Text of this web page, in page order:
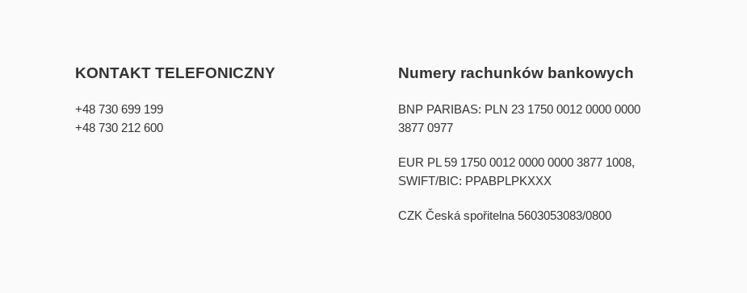
KONTAKT TELEFONICZNY
+48 730 699 199
+48 730 212 600
Numery rachunków bankowych
BNP PARIBAS: PLN 23 1750 0012 0000 0000
3877 0977
EUR PL 59 1750 0012 0000 0000 3877 1008,
SWIFT/BIC: PPABPLPKXXX
CZK Česká spořitelna 5603053083/0800